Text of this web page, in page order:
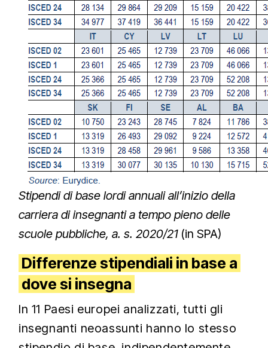
Stipendi di base lordi annuali all’inizio della
carriera di insegnanti a tempo pieno delle
scuole pubbliche, a. s. 2020/21(in SPA)
Differenze stipendiali in base a
dove si insegna
In 11 Paesi europei analizzati, tutti gli
insegnanti neoassunti hanno lo stesso